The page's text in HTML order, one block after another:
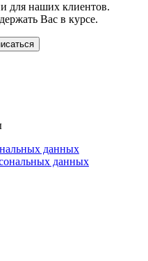
для наших клиентов.
Вас в курсе.
данных
данных